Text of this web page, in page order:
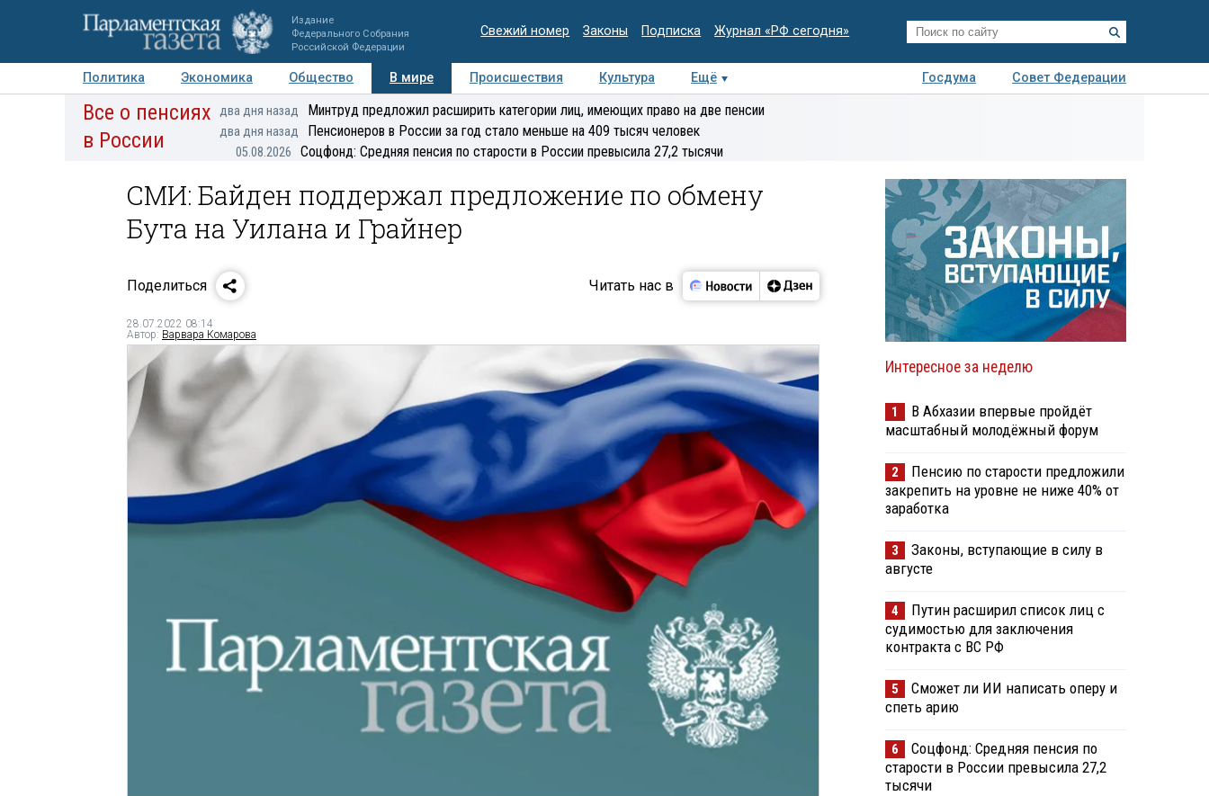
Издание
Федерального Собрания
Российской Федерации
Свежий номер Законы Подписка Журнал «РФ сегодня»
Политика Экономика Общество В мире Происшествия Культура Ещё Госдума
Совет Федерации
Авторы Персоны Мнения Регионы Медиацентр Интервью Колумнисты
Деловая
Все о пенсиях
в России
два дня назад Минтруд предложил расширить категории лиц, имеющих право на две пенсии
два дня назад Пенсионеров в России за год стало меньше на 409 тысяч человек
05.08.2026 Соцфонд: Средняя пенсия по старости в России превысила 27,2 тысячи
СМИ: Байден поддержал предложение по обмену
Бута на Уилана и Грайнер
Поделиться Читать нас в
28.07.2022 08:14
Автор: Варвара Комарова
Интересное за неделю
1
В Абхазии впервые пройдёт
масштабный молодёжный форум
2
Пенсию по старости предложили
закрепить на уровне не ниже 40% от
заработка
3
Законы, вступающие в силу в
августе
4
Путин расширил список лиц с
судимостью для заключения
контракта с ВС РФ
5
Сможет ли ИИ написать оперу и
спеть арию
6
Соцфонд: Средняя пенсия по
старости в России превысила 27,2
тысячи